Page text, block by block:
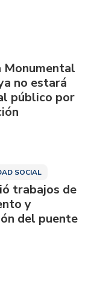
Monumental
no estará
público por
SOCIAL
trabajos de
y
del puente